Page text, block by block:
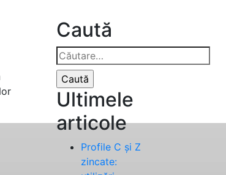
Caută
Caută
după:
Ultimele
articole
Profile C și Z
zincate: